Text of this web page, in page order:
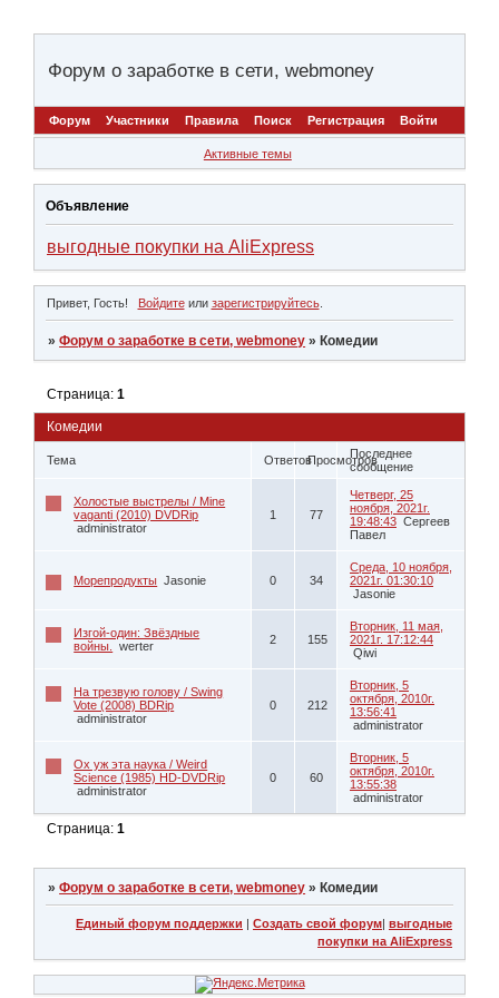
Форум о заработке в сети, webmoney
Форум Участники Правила Поиск Регистрация Войти
Активные темы
Объявление
выгодные покупки на AliExpress
Привет, Гость! Войдитеили зарегистрируйтесь.
»Форум о заработке в сети, webmoney » Комедии
Комедии
Страница:1
Тема ОтветовПросмотровПоследнее
сообщение
Холостые выстрелы / Mine
vaganti (2010) DVDRip
administrator
1 77
Четверг, 25
ноября, 2021г.
19:48:43 Сергеев
Павел
Морепродукты Jasonie 0 34
Среда, 10 ноября,
2021г. 01:30:10
Jasonie
Изгой-один: Звёздные
войны.
werter 2 155
Вторник, 11 мая,
2021г. 17:12:44
Qiwi
На трезвую голову / Swing
Vote (2008) BDRip
administrator
0 212
Вторник, 5
октября, 2010г.
13:56:41
administrator
Ох уж эта наука / Weird
Science (1985) HD-DVDRip
administrator
0 60
Вторник, 5
октября, 2010г.
13:55:38
administrator
Страница:1
»Форум о заработке в сети, webmoney » Комедии
Единый форум поддержки | Создать свой форум| выгодные
покупки на AliExpress